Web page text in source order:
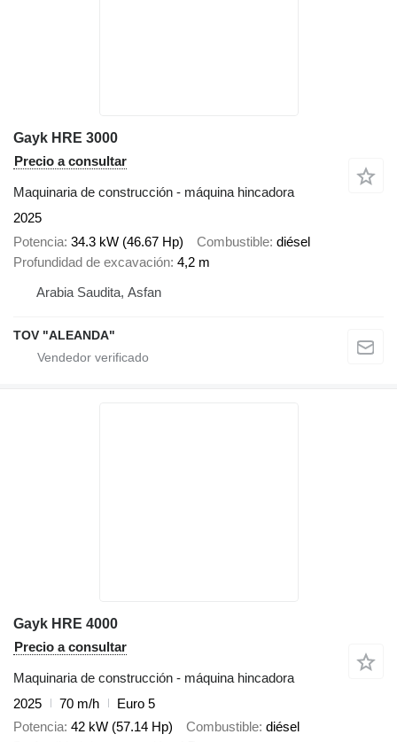
Gayk HRE 3000
Precio a consultar
Maquinaria de construcción - máquina hincadora
2025
Potencia 34.3 kW (46.67 Hp) Combustible diésel
Profundidad de excavación 4,2 m
Arabia Saudita, Asfan
TOV "ALEANDA"
Gayk HRE 4000
Precio a consultar
Maquinaria de construcción - máquina hincadora
2025
70 m/h
Euro 5
Potencia 42 kW (57.14 Hp) Combustible diésel